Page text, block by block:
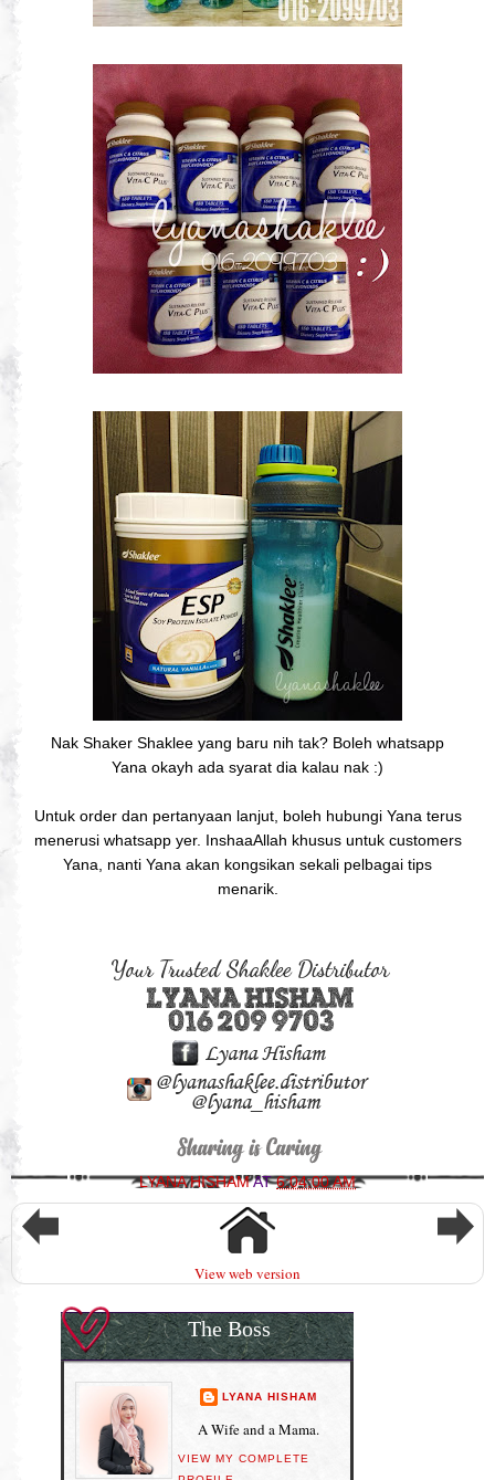
Nak Shaker Shaklee yang baru nih tak? Boleh whatsapp
Yana okayh ada syarat dia kalau nak :)
Untuk order dan pertanyaan lanjut, boleh hubungi Yana terus
menerusi whatsapp yer. InshaaAllah khusus untuk customers
Yana, nanti Yana akan kongsikan sekali pelbagai tips
menarik.
LYANA HISHAMAT6:04:00 AM
View web version
The Boss
LYANA HISHAM
A Wife and a Mama.
VIEW MY COMPLETE